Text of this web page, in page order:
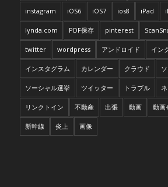
instagram iOS6 iOS7 ios8 iPad
lynda.com PDF保存 pinterest
twitter wordpress アンドロイド イン
インスタグラム カレンダー クラウド
ソーシャル選挙 ツイッター トラブル
リンクトイン 不動産 出張 動画 動画
新幹線 炎上 画像